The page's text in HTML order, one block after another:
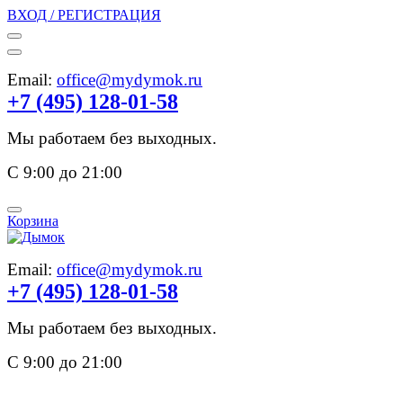
ВХОД / РЕГИСТРАЦИЯ
Email: office@mydymok.ru
+7 (495) 128-01-58
Мы работаем без выходных.
С 9:00 до 21:00
Корзина
Email: office@mydymok.ru
+7 (495) 128-01-58
Мы работаем без выходных.
С 9:00 до 21:00